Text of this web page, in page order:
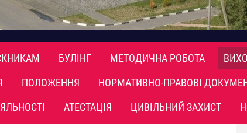
БУЛІНГ МЕТОДИЧНА РОБОТА
ПОЛОЖЕННЯ НОРМАТИВНО-ПРАВОВІ
АТЕСТАЦІЯ ЦИВІЛЬНИЙ ЗАХИСТ